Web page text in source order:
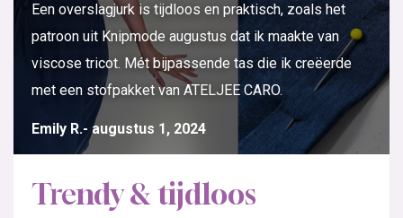
Een overslagjurk is tijdloos en praktisch, zoals het
patroon uit Knipmode augustus dat ik maakte van
viscose tricot. Mét bijpassende tas die ik creëerde
met een stofpakket van ATELJEE CARO.
Emily R. augustus 1, 2024
Trendy & tijdloos